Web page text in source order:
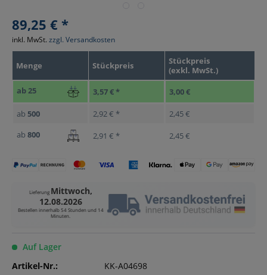
89,25 € *
Menge Stückpreis
Stückpreis
(exkl. MwSt.)
ab 25 3,57 € * 3,00 €
ab 500 2,92 € *
2,45 €
ab 800 2,91 € * 2,45 €
inkl. MwSt. zzgl. Versandkosten
Lieferung Mittwoch,
12.08.2026
Bestellen innerhalb54 Stunden und 14
Minuten.
Auf Lager
Artikel-Nr.:
KK-A04698